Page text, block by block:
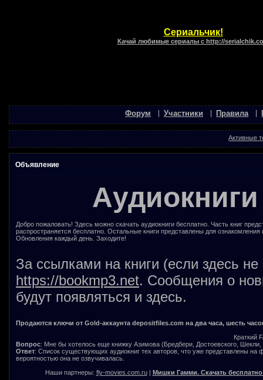
Сериальчик!
Качай любимые сериалы с http://
Форум Участники Правила
Активные
Объявление
Добро пожаловать! Здесь можно скачать аудиокниги бесплатно. Часть книг
распространяется бесплатно. Остальные книги представлены для
Обновления каждый день. Заходите!
За ссылками на книги (если здесь
https://bookmp3.net. Сообщения о
будут появляться и здесь.
Продаются ключи от Gold-аккаунта depositfiles.com на два часа, шесть
Краткий
Вопрос: Мне бы хотелось еще книжку Азимова (Бредбери, Достоевского, Шекли,
Ответ: Список существующих аудиокниг тех авторов, что уже представлены на
вероятностью она не озвучивалась.
Наши партнеры: fly-movies.com.ru| Мишки Гамми. Скачать